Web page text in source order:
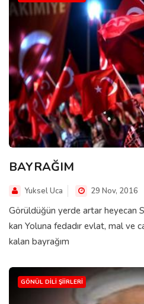
BAYRAĞIM
Yuksel Uca 29 Nov, 2016
Görüldüğün yerde artar heyecan
kan Yoluna fedadır evlat, mal ve
kalan bayrağım
GÖNÜL DILI ŞIIRLERI